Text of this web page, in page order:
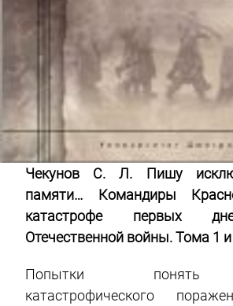
Чекунов С. Л. Пишу
памяти… Командиры
катастрофе первых
Отечественной войны. Тома 1
Попытки понять
катастрофического